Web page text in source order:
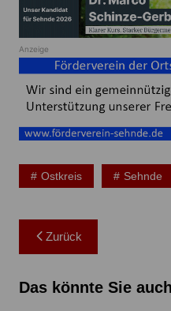
Anzeige
Ostkreis Sehnde
Beitragsnavigation
Zurück
Das könnte Sie